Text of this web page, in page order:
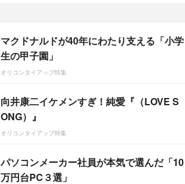
マクドナルドが40年にわたり支える「小学
生の甲子園」
オリコンタイアップ特集
向井康二イケメンすぎ！純愛『（LOVE S
ONG）』
オリコンタイアップ特集
パソコンメーカー社員が本気で選んだ「10
万円台PC３選」